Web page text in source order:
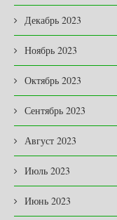
Декабрь 2023
Ноябрь 2023
Октябрь 2023
Сентябрь 2023
Август 2023
Июль 2023
Июнь 2023